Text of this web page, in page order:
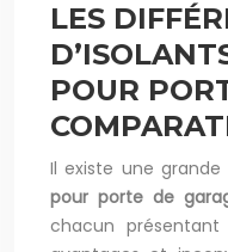
LES
POUR
Il existe une grande
pour porte de
chacun présentant